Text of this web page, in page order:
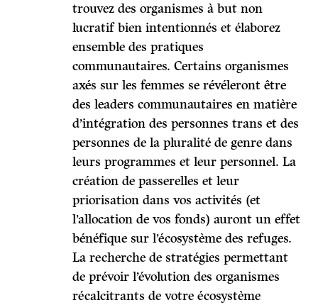
trouvez des organismes à but non
lucratif bien intentionnés et élaborez
ensemble des pratiques
communautaires. Certains organismes
axés sur les femmes se révéleront être
des leaders communautaires en matière
d’intégration des personnes trans et des
personnes de la pluralité de genre dans
leurs programmes et leur personnel. La
création de passerelles et leur
priorisation dans vos activités (et
l’allocation de vos fonds) auront un effet
bénéfique sur l’écosystème des refuges.
La recherche de stratégies permettant
de prévoir l’évolution des organismes
récalcitrants de votre écosystème